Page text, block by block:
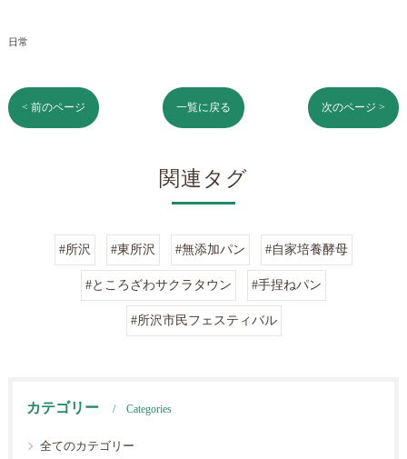
日常
< 前のページ 一覧に戻る 次のページ >
関連タグ
#所沢 #東所沢 #無添加パン #自家培養酵母
#ところざわサクラタウン #手捏ねパン
#所沢市民フェスティバル
カテゴリー Categories
全てのカテゴリー